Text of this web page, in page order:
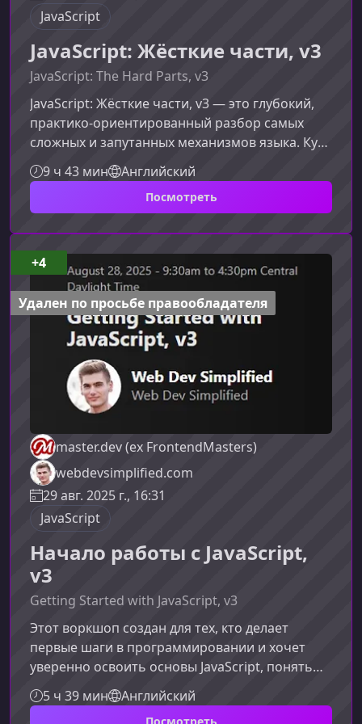
JavaScript
JavaScript: Жёсткие части, v3
JavaScript: The Hard Parts, v3
JavaScript: Жёсткие части, v3 — это глубокий,
практико-ориентированный разбор самых
сложных и запутанных механизмов языка. Курс
помогает разработчикам уровня middle+
укрепить фундамент, понять реальную
механику JS «под капотом» и вывести качество
особеннымФокус курса — не на синтаксисе, а
на концепциях и ментальных моделях,
которые позволяют уверенно решать
нетривиальные задачи, проходить сложные
собе
9 ч 43 мин Английский
Посмотреть
master.dev (ex FrontendMasters)
webdevsimplified.com
29 авг. 2025 г., 16:31
JavaScript
Начало работы с JavaScript,
v3
Getting Started with JavaScript, v3
Этот воркшоп создан для тех, кто делает
первые шаги в программировании и хочет
уверенно освоить основы JavaScript, понять
ключевые концепции языка и научиться
создавать свои первые интерактивные веб-
5 ч 39 мин Английский
Посмотреть
+4
Удален по просьбе правообладателя